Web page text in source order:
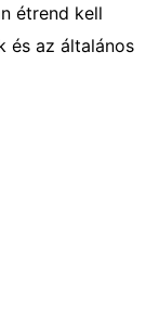
étrend kell
és az általános